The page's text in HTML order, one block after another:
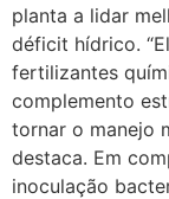
planta a lidar
déficit hídrico.
fertilizantes
complemento
tornar o manejo
destaca. Em
inoculação